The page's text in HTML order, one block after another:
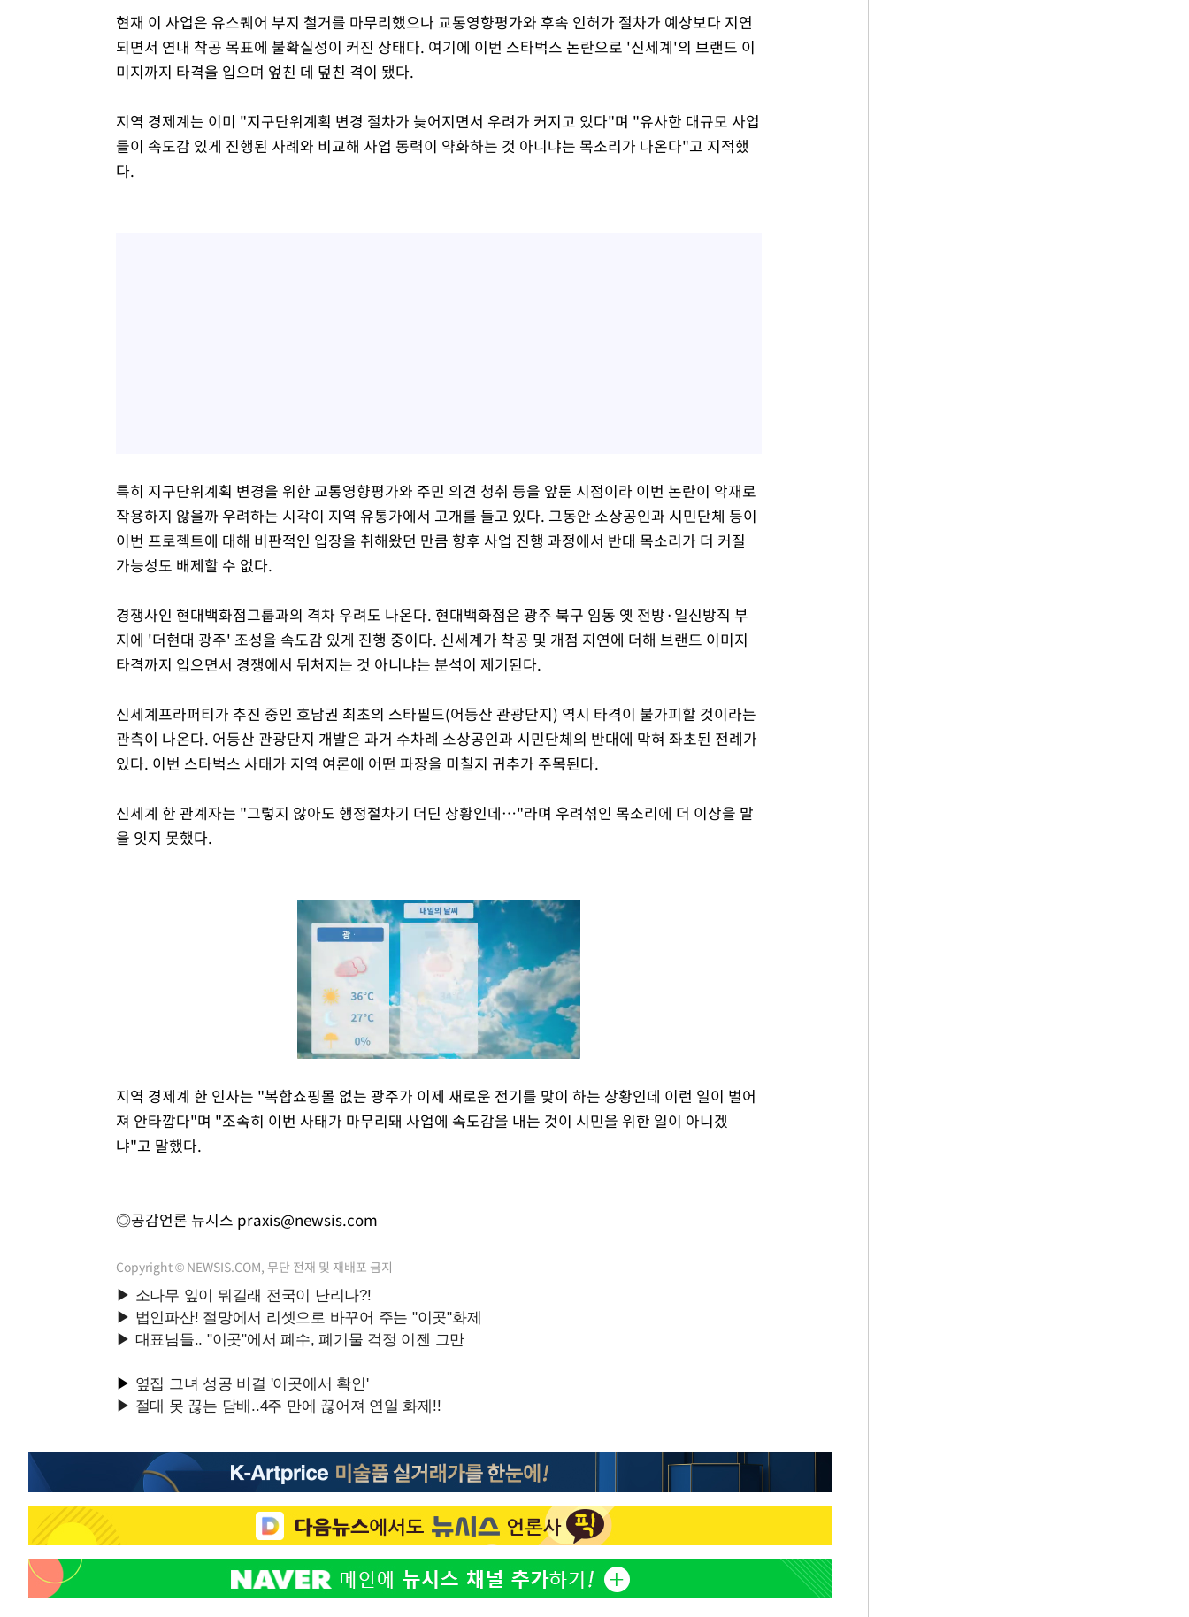
현재 이 사업은 유스퀘어 부지 철거를 마무리했으나 교통영향평가와 후속 인허가 절차가 예상보다 지연
되면서 연내 착공 목표에 불확실성이 커진 상태다. 여기에 이번 스타벅스 논란으로 '신세계'의 브랜드 이
미지까지 타격을 입으며 엎친 데 덮친 격이 됐다.
지역 경제계는 이미 "지구단위계획 변경 절차가 늦어지면서 우려가 커지고 있다"며 "유사한 대규모 사업
들이 속도감 있게 진행된 사례와 비교해 사업 동력이 약화하는 것 아니냐는 목소리가 나온다"고 지적했
다.
특히 지구단위계획 변경을 위한 교통영향평가와 주민 의견 청취 등을 앞둔 시점이라 이번 논란이 악재로
작용하지 않을까 우려하는 시각이 지역 유통가에서 고개를 들고 있다. 그동안 소상공인과 시민단체 등이
이번 프로젝트에 대해 비판적인 입장을 취해왔던 만큼 향후 사업 진행 과정에서 반대 목소리가 더 커질
가능성도 배제할 수 없다.
경쟁사인 현대백화점그룹과의 격차 우려도 나온다. 현대백화점은 광주 북구 임동 옛 전방·일신방직 부
지에 '더현대 광주' 조성을 속도감 있게 진행 중이다. 신세계가 착공 및 개점 지연에 더해 브랜드 이미지
타격까지 입으면서 경쟁에서 뒤처지는 것 아니냐는 분석이 제기된다.
신세계프라퍼티가 추진 중인 호남권 최초의 스타필드(어등산 관광단지) 역시 타격이 불가피할 것이라는
관측이 나온다. 어등산 관광단지 개발은 과거 수차례 소상공인과 시민단체의 반대에 막혀 좌초된 전례가
있다. 이번 스타벅스 사태가 지역 여론에 어떤 파장을 미칠지 귀추가 주목된다.
신세계 한 관계자는 "그렇지 않아도 행정절차기 더딘 상황인데…"라며 우려섞인 목소리에 더 이상을 말
을 잇지 못했다.
Mute
지역 경제계 한 인사는 "복합쇼핑몰 없는 광주가 이제 새로운 전기를 맞이 하는 상황인데 이런 일이 벌어
져 안타깝다"며 "조속히 이번 사태가 마무리돼 사업에 속도감을 내는 것이 시민을 위한 일이 아니겠
냐"고 말했다.
◎공감언론 뉴시스 praxis@newsis.com
Copyright © NEWSIS.COM, 무단 전재 및 재배포 금지